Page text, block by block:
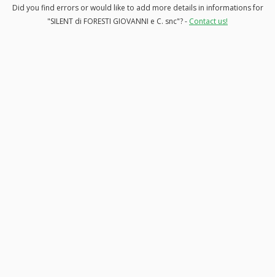
Did you find errors or would like to add more details in informations for
"SILENT di FORESTI GIOVANNI e C. snc"? - Contact us!